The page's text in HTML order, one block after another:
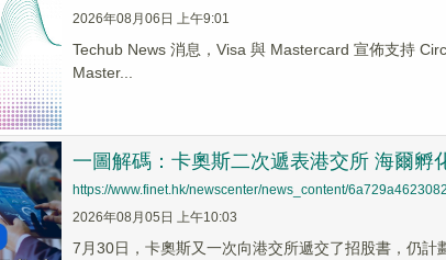
2026年08月06日 上午9:01
Techub News 消息，Visa 與 Mastercard 宣佈支持
Master...
一圖解碼：卡奧斯二次遞表港交所 海爾孵
https://www.finet.hk/newscenter/news_content/
2026年08月05日 上午10:03
7月30日，卡奧斯又一次向港交所遞交了招股書，仍